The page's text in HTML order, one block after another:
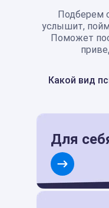
Подберем
услышит,
Поможет
Какой вид
Для